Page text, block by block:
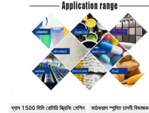
ব্যাস 1500 মিমি রোটারি স্ক্রিনিং মেশিন
কাঠকয়াল স্পন্দিত চালনী বিভাজক